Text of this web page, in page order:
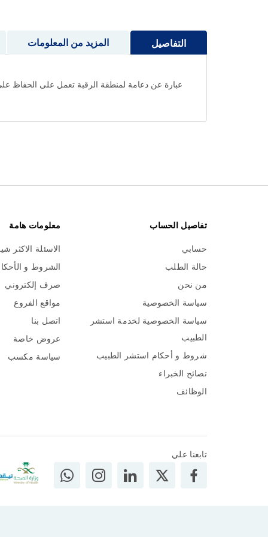
معرض
التفاصيل
عبارة عن دعامة لمنطقة الرقبة تعمل على الحفاظ على
المزيد من المعلومات
تفاصيل الحساب
حسابي
حالة الطلب
من نحن
سياسة الخصوصية
سياسة الخصوصية لخدمة استشر
الطبيب
شروط و أحكام استشر الطبيب
نصائح الخبراء
الوظائف
معلومات هامة
الاسئلة الاكثر
الشروط و
صرف إلكتروني
مواقع الفروع
اتصل بنا
عروض خاصة
سياسة مكسب
تابعنا علي